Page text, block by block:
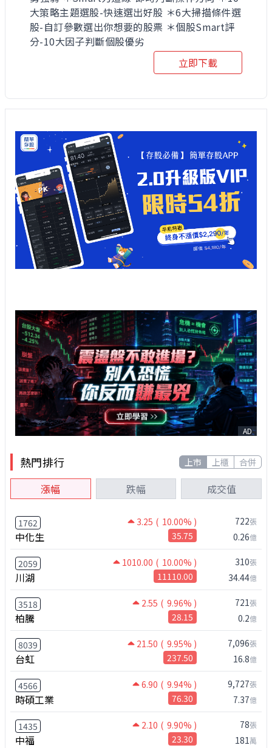
大策略主題選股-快速選出好股 ＊6大掃描條件選
股-自訂參數選出你想要的股票 ＊個股Smart評
分-10大因子判斷個股優劣
立即下載
AD
熱門排行 上市 上櫃 合併
漲幅 跌幅 成交值
1762 3.25 ( 10.00% )
中化生 35.75
722張
0.26億
2059 1010.00 ( 10.00% )
川湖 11110.00
310張
34.44億
3518 2.55 ( 9.96% )
柏騰 28.15
721張
0.2億
8039 21.50 ( 9.95% )
台虹 237.50
7,096張
16.8億
4566 6.90 ( 9.94% )
時碩工業 76.30
9,727張
7.37億
1435 2.10 ( 9.90% )
中福 23.30
78張
181萬